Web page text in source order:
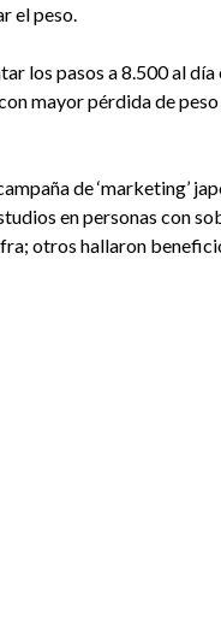
el peso.
los pasos a 8.500 al
mayor pérdida de
de ‘marketing’
en personas con
otros hallaron